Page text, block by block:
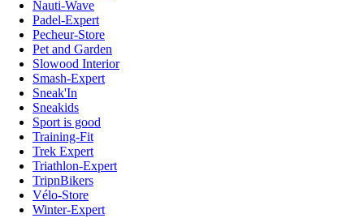
Nauti-Wave
Padel-Expert
Pecheur-Store
Pet and Garden
Slowood Interior
Smash-Expert
Sneak'In
Sneakids
Sport is good
Training-Fit
Trek Expert
Triathlon-Expert
TripnBikers
Vélo-Store
Winter-Expert